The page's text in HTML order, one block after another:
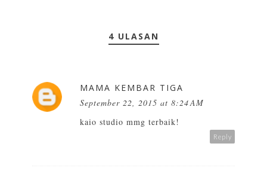
4 ULASAN
MAMA KEMBAR TIGA
September 22, 2015 at 8:24 AM
kaio studio mmg terbaik!
Reply